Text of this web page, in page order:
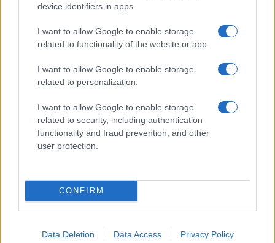
device identifiers in apps.
I want to allow Google to enable storage
related to functionality of the website or app.
I want to allow Google to enable storage
related to personalization.
I want to allow Google to enable storage
related to security, including authentication
functionality and fraud prevention, and other
user protection.
CONFIRM
Data Deletion Data Access Privacy Policy
Scopri i must have di Mango per l’estate 2026: stile e
Beatrice Bonaventura · 6 Ago 2026
Esplorare il Giardino delle Meraviglie: piante